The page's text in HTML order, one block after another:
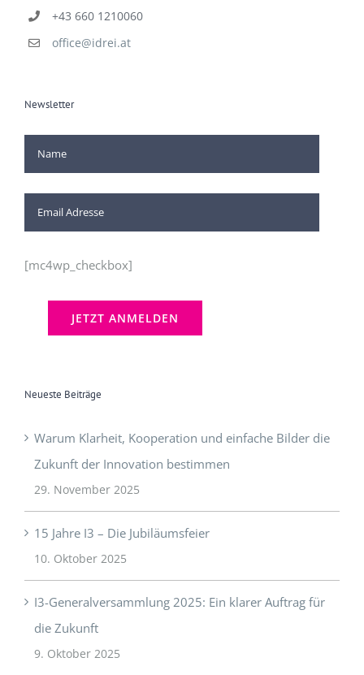
+43 660 1210060
office@idrei.at
Newsletter
[mc4wp_checkbox]
Neueste Beiträge
Warum Klarheit, Kooperation und einfache Bilder die
Zukunft der Innovation bestimmen
29. November 2025
15 Jahre I3 – Die Jubiläumsfeier
10. Oktober 2025
I3-Generalversammlung 2025: Ein klarer Auftrag für
die Zukunft
9. Oktober 2025